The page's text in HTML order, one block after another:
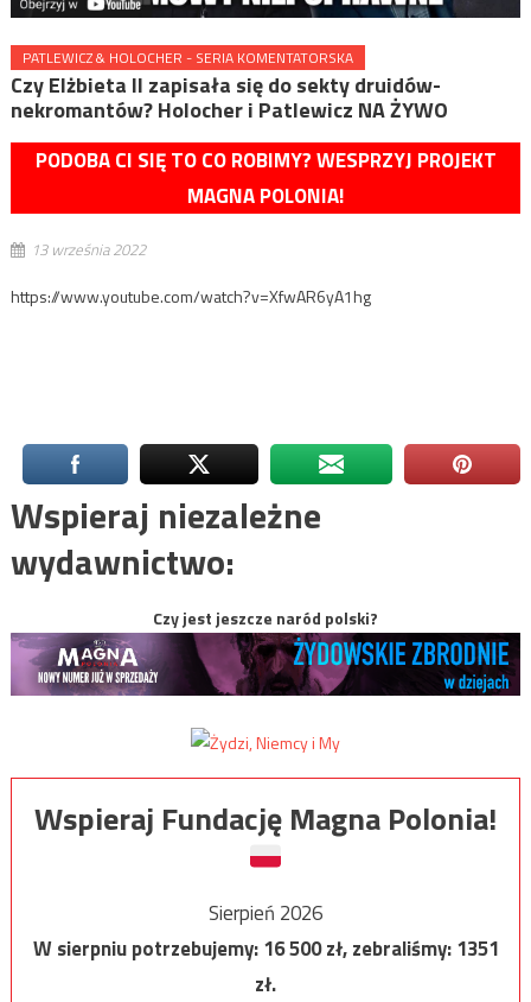
PATLEWICZ & HOLOCHER - SERIA KOMENTATORSKA
Czy Elżbieta II zapisała się do sekty druidów-
nekromantów? Holocher i Patlewicz NA ŻYWO
PODOBA CI SIĘ TO CO ROBIMY? WESPRZYJ PROJEKT
MAGNA POLONIA!
13 września 2022
https://www.youtube.com/watch?v=XfwAR6yA1hg
Wspieraj niezależne
wydawnictwo:
Czy jest jeszcze naród polski?
Wspieraj Fundację Magna Polonia!
Sierpień 2026
W sierpniu potrzebujemy:16 500zł, zebraliśmy:1351
zł.